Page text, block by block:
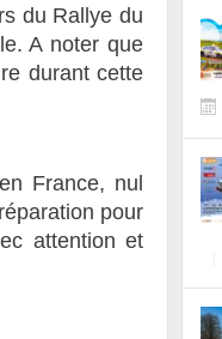
du Rallye du
A noter que
durant cette
France, nul
pour
attention et